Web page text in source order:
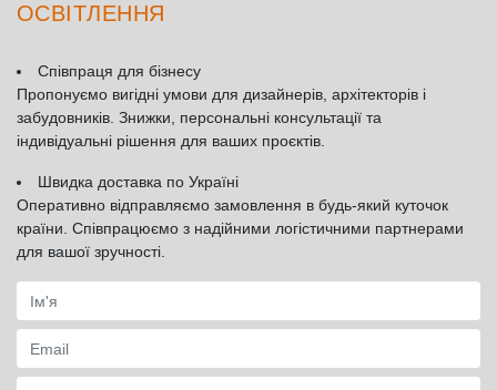
ОСВІТЛЕННЯ
Співпраця для бізнесу
Пропонуємо вигідні умови для дизайнерів, архітекторів і
забудовників. Знижки, персональні консультації та
індивідуальні рішення для ваших проєктів.
Швидка доставка по Україні
Оперативно відправляємо замовлення в будь-який куточок
країни. Співпрацюємо з надійними логістичними партнерами
для вашої зручності.